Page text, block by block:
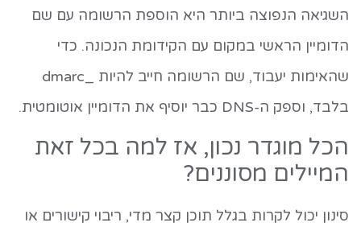
השגיאה הנפוצה ביותר היא הוספת הרשומה עם שם
הדומיין הראשי במקום עם הקידומת הנכונה. כדי
שהאימות יעבוד, שם הרשומה חייב להיות _dmarc
בלבד, וספק ה-DNS כבר יוסיף את הדומיין אוטומטית.
הכל מוגדר נכון, אז למה בכל זאת
המיילים מסוננים?
סינון יכול לקרות בגלל תוכן קצר מדי, ריבוי קישורים או